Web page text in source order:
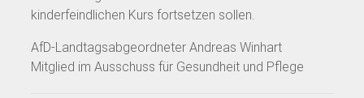
kinderfeindlichen Kurs fortsetzen sollen.
AfD-Landtagsabgeordneter Andreas Winhart
Mitglied im Ausschuss für Gesundheit und Pflege